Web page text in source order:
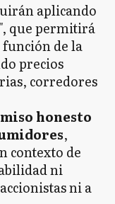
aplicando
", que permitirá
de la
precios
corredores
honesto
,
contexto de
ni
ni a